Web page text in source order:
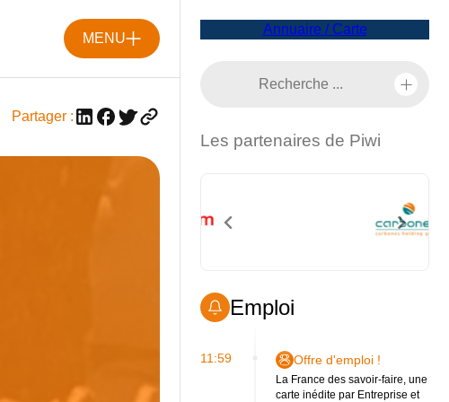
MENU
Partager :
Annuaire / Carte
Les partenaires de Piwi
Emploi
11:59 Offre d'emploi !
La France des savoir-faire, une
carte inédite par Entreprise et